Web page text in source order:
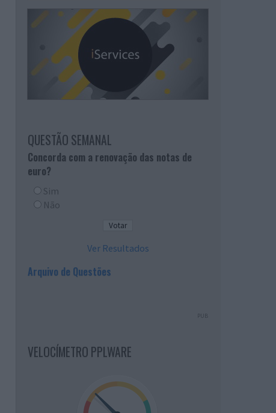
QUESTÃO SEMANAL
Concorda com a renovação das notas de
euro?
Sim
Não
Ver Resultados
Arquivo de Questões
PUB
VELOCÍMETRO PPLWARE